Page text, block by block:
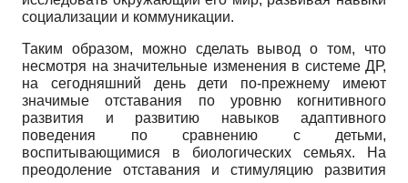
социализации и коммуникации.
Таким образом, можно сделать вывод о том, что
несмотря на значительные изменения в системе ДР,
на сегодняшний день дети по-прежнему имеют
значимые отставания по уровню когнитивного
развития и развитию навыков адаптивного
поведения по сравнению с детьми,
воспитывающимися в биологических семьях. На
преодоление отставания и стимуляцию развития